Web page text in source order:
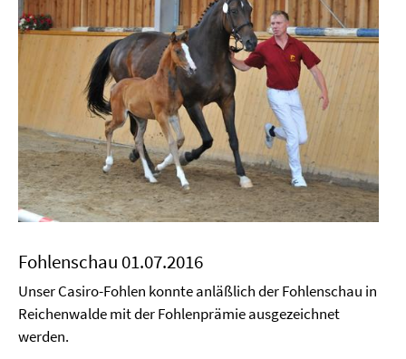
Fohlenschau 01.07.2016
Unser Casiro-Fohlen konnte anläßlich der Fohlenschau in
Reichenwalde mit der Fohlenprämie ausgezeichnet
werden.